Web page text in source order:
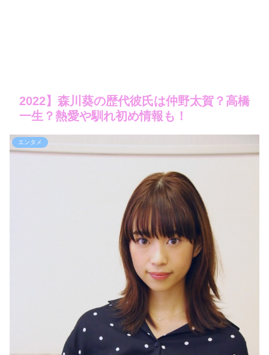
2022】森川葵の歴代彼氏は仲野太賀？高橋
一生？熱愛や馴れ初め情報も！
エンタメ